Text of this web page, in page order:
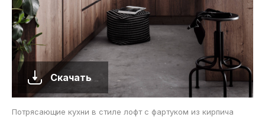
Скачать
Потрясающие кухни в стиле лофт с фартуком из кирпича